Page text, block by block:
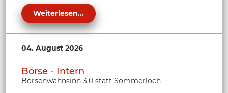
Weiterlesen...
04. August 2026
Börse - Intern
Börsenwahnsinn 3.0 statt Sommerloch